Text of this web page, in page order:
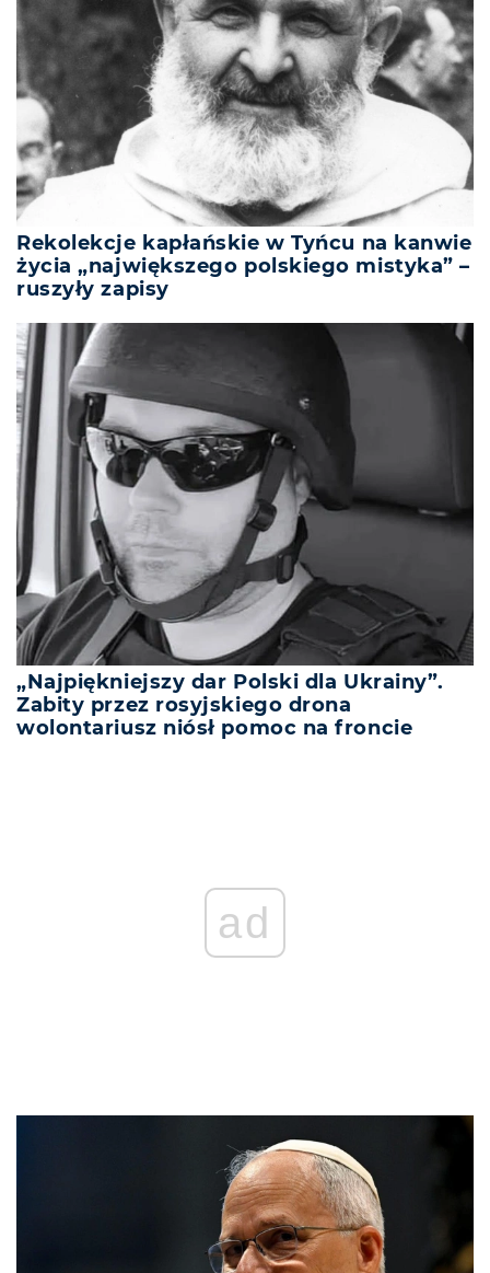
Rekolekcje kapłańskie w Tyńcu na kanwie
życia „największego polskiego mistyka” –
ruszyły zapisy
„Najpiękniejszy dar Polski dla Ukrainy”.
Zabity przez rosyjskiego drona
wolontariusz niósł pomoc na froncie